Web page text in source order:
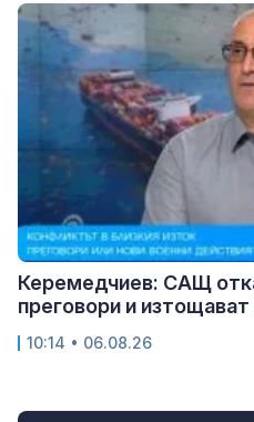
Керемедчиев: САЩ
преговори и
10:14 • 06.08.26